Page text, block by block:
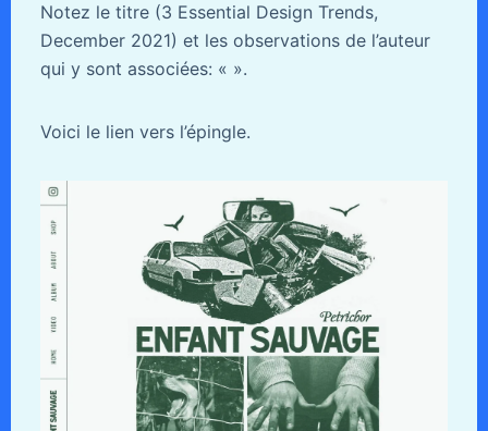
Notez le titre (3 Essential Design Trends,
December 2021) et les observations de l’auteur
qui y sont associées: « ».
Voici le lien vers l’épingle.